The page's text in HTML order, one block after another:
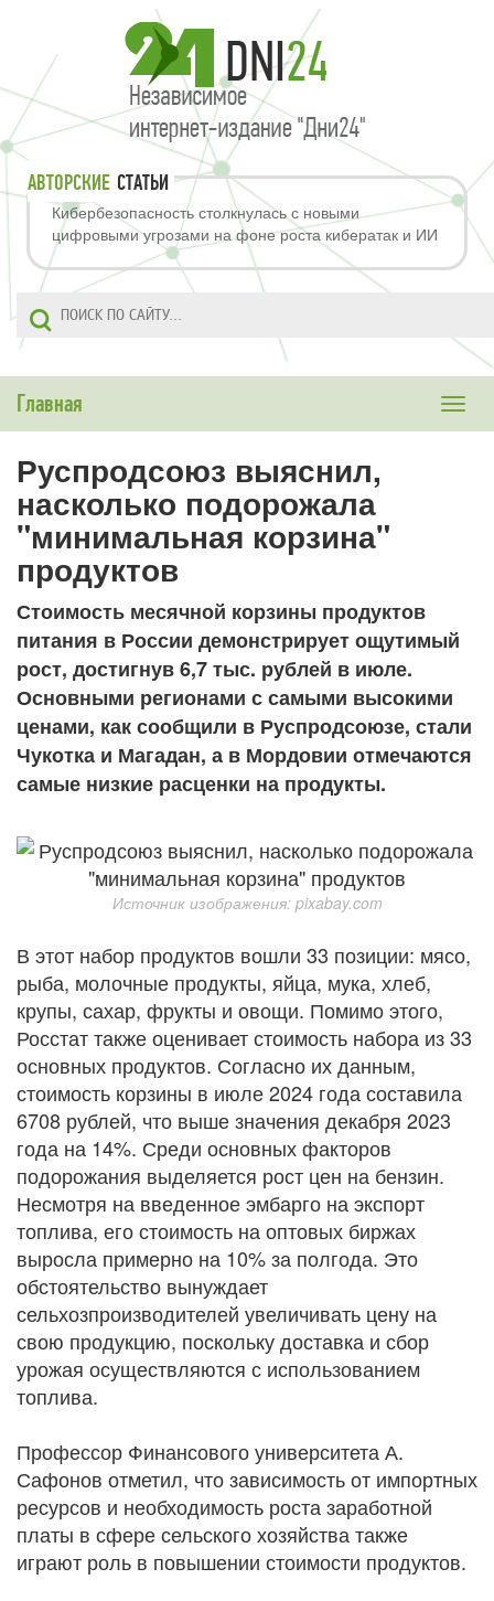
АВТОРСКИЕ СТАТЬИ
Кибербезопасность столкнулась с новыми
цифровыми угрозами на фоне роста кибератак и ИИ
Toggle
Главная
Руспродсоюз выяснил,
насколько подорожала
"минимальная корзина"
продуктов
Стоимость месячной корзины продуктов
питания в России демонстрирует ощутимый
рост, достигнув 6,7 тыс. рублей в июле.
Основными регионами с самыми высокими
ценами, как сообщили в Руспродсоюзе, стали
Чукотка и Магадан, а в Мордовии отмечаются
самые низкие расценки на продукты.
Источник изображения: pixabay.com
В этот набор продуктов вошли 33 позиции: мясо,
рыба, молочные продукты, яйца, мука, хлеб,
крупы, сахар, фрукты и овощи. Помимо этого,
Росстат также оценивает стоимость набора из 33
основных продуктов. Согласно их данным,
стоимость корзины в июле 2024 года составила
6708 рублей, что выше значения декабря 2023
года на 14%. Среди основных факторов
подорожания выделяется рост цен на бензин.
Несмотря на введенное эмбарго на экспорт
топлива, его стоимость на оптовых биржах
выросла примерно на 10% за полгода. Это
обстоятельство вынуждает
сельхозпроизводителей увеличивать цену на
свою продукцию, поскольку доставка и сбор
урожая осуществляются с использованием
топлива.
Профессор Финансового университета А.
Сафонов отметил, что зависимость от импортных
ресурсов и необходимость роста заработной
платы в сфере сельского хозяйства также
играют роль в повышении стоимости продуктов.